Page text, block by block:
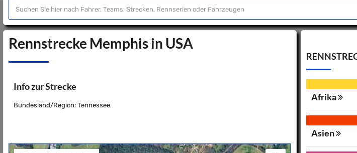
Rennstrecke Memphis in USA
Info zur Strecke
Bundesland/Region: Tennessee
Afrika
Asien